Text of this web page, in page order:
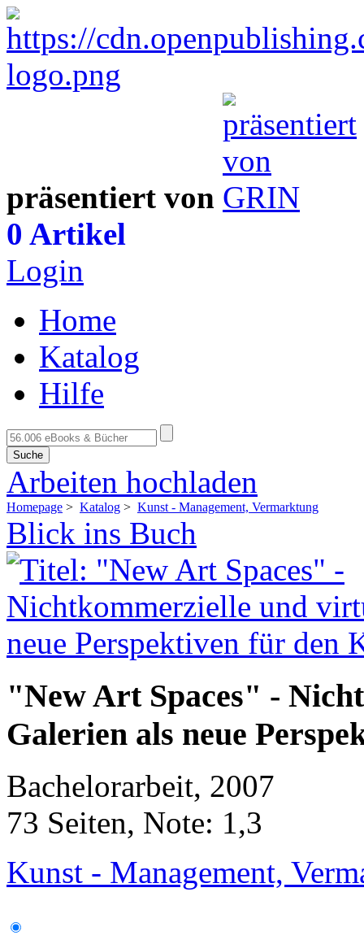
präsentiert von
0 Artikel
Login
Home
Katalog
Hilfe
Suche
Arbeiten hochladen
Homepage > Katalog > Kunst - Management, Vermarktung
Blick ins Buch
"New Art Spaces" -
Galerien als neue
Bachelorarbeit, 2007
73 Seiten, Note: 1,3
Kunst - Management,